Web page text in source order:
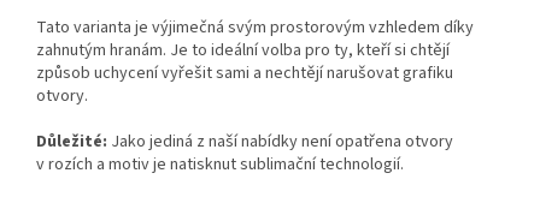
Tato varianta je výjimečná svým prostorovým vzhledem díky
zahnutým hranám. Je to ideální volba pro ty, kteří si chtějí
způsob uchycení vyřešit sami a nechtějí narušovat grafiku
otvory.
Důležité: Jako jediná z naší nabídky není opatřena otvory
v rozích a motiv je natisknut sublimační technologií.